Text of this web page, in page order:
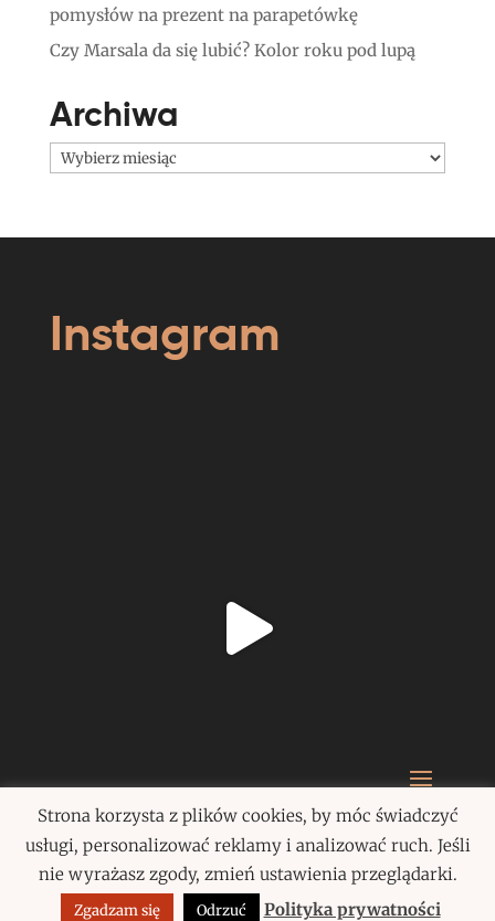
pomysłów na prezent na parapetówkę
Czy Marsala da się lubić? Kolor roku pod lupą
Archiwa
Archiwa
Instagram
Paulina Szczepańska 2020
Strona korzysta z plików cookies, by móc świadczyć
usługi, personalizować reklamy i analizować ruch. Jeśli
nie wyrażasz zgody, zmień ustawienia przeglądarki.
Zgadzam się Odrzuć Polityka prywatności